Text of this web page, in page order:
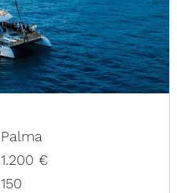
Palma
1.200 €
150